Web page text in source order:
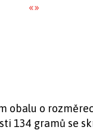
«»
obalu o
134 gramů se